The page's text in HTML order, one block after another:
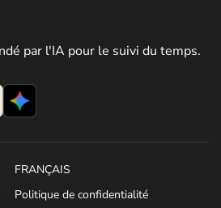
par l'IA pour le suivi du temps.
FRANÇAIS
Politique de confidentialité